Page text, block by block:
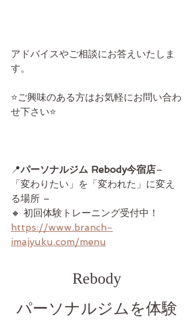
アドバイスやご相談にお答えいたしま
す。
⭐️ご興味のある方はお気軽にお問い合わ
せ下さい⭐️
📍パーソナルジム Rebody今宿店–
「変わりたい」を「変われた」に変え
る場所 –
🔸 初回体験トレーニング受付中！
https://www.branch-
imajyuku.com/menu
Rebody
パーソナルジムを体験